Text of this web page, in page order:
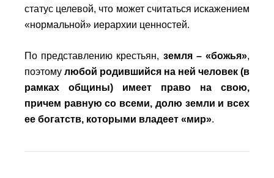
статус целевой, что может считаться искажением
«нормальной» иерархии ценностей.
По представлению крестьян, земля – «божья»,
поэтому любой родившийся на ней человек (в
рамках общины) имеет право на свою,
причем равную со всеми, долю земли и всех
ее богатств, которыми владеет «мир».